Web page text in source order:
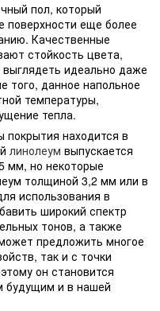
пол, который
поверхности еще более
Качественные
стойкость цвета,
идеально даже
того, данное напольное
температуры,
тепла.
находится в
линолеум выпускается
мм, но некоторые
толщиной 3,2 мм или в
использования в
широкий спектр
тонов, а также
предложить многое
так и с точки
он становится
будущим и в нашей